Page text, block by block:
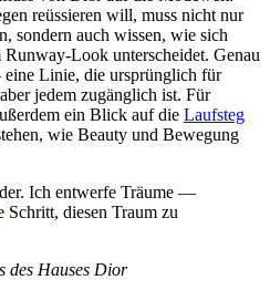
reüssieren will, muss nicht nur
sondern auch wissen, wie sich
Look unterscheidet. Genau
Linie, die ursprünglich für
jedem zugänglich ist. Für
ein Blick auf die Laufsteg
wie Beauty und Bewegung
Ich entwerfe Träume —
Schritt, diesen Traum zu
des Hauses Dior